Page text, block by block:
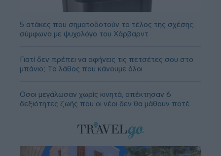
5 ατάκες που σηματοδοτούν το τέλος της σχέσης,
σύμφωνα με ψυχολόγο του Χάρβαρντ
Γιατί δεν πρέπει να αφήνεις τις πετσέτες σου στο
μπάνιο; Το λάθος που κάνουμε όλοι
Όσοι μεγάλωσαν χωρίς κινητά, απέκτησαν 6
δεξιότητες ζωής που οι νέοι δεν θα μάθουν ποτέ